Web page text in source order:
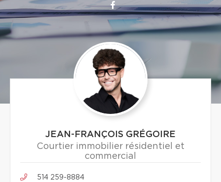
JEAN-FRANÇOIS GRÉGOIRE
Courtier immobilier résidentiel et
commercial
514 259-8884